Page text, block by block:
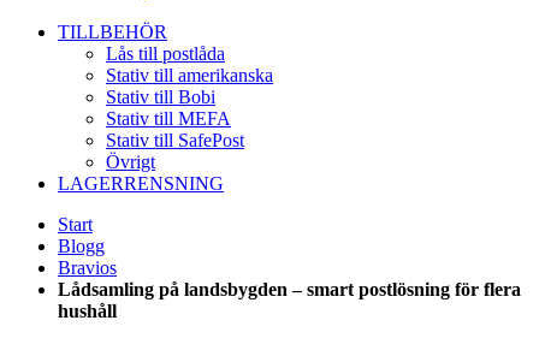
TILLBEHÖR
Lås till postlåda
Stativ till amerikanska
Stativ till Bobi
Stativ till MEFA
Stativ till SafePost
Övrigt
LAGERRENSNING
Start
Blogg
Bravios
Lådsamling på landsbygden – smart postlösning för flera
hushåll